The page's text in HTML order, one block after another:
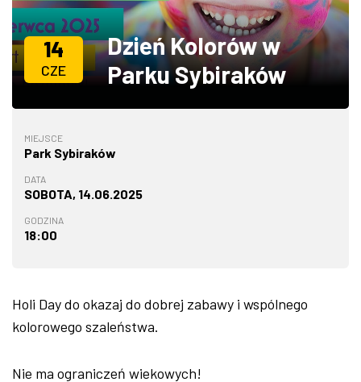
W RZESZOWIE
14
CZE
Dzień Kolorów w
Parku Sybiraków
MIEJSCE
Park Sybiraków
DATA
SOBOTA, 14.06.2025
GODZINA
18:00
Holi Day do okazaj do dobrej zabawy i wspólnego
kolorowego szaleństwa.
Nie ma ograniczeń wiekowych!